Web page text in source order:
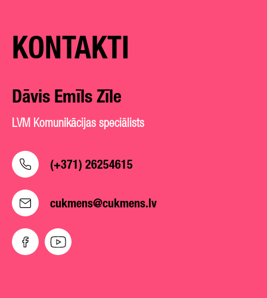
KONTAKTI
Dāvis Emīls Zīle
LVM Komunikācijas speciālists
(+371) 26254615
cukmens@cukmens.lv